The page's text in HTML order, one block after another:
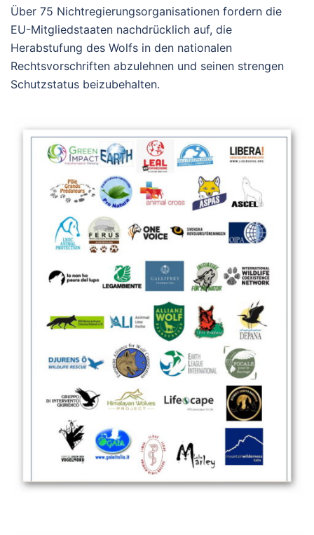
Über 75 Nichtregierungsorganisationen fordern die
EU-Mitgliedstaaten nachdrücklich auf, die
Herabstufung des Wolfs in den nationalen
Rechtsvorschriften abzulehnen und seinen strengen
Schutzstatus beizubehalten.